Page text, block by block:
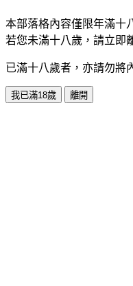
本部落格內容僅限年滿十
若您未滿十八歲，請立即
已滿十八歲者，亦請勿將
我已滿18歲 離開